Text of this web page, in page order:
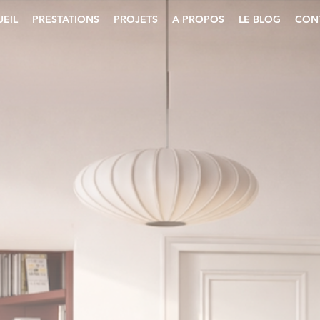
PRESTATIONS PROJETS A PROPOS LE BLOG